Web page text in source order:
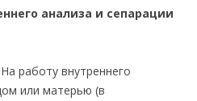
анализа и сепарации
работу внутреннего
или матерью (в